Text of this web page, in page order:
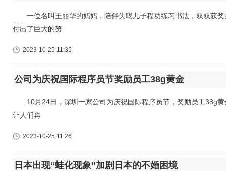
一位名叫王丽华的妈妈，陪伴失聪儿子程功练习书法，双双获奖
付出了巨大的努
2023-10-25 11:35
公司为庆祝国际程序员节奖励员工38g黄金
10月24日，深圳一家公司为庆祝国际程序员节，奖励员工38g黄
让人们再
2023-10-25 11:26
日本出现“蛙化现象”加剧日本的不婚困境